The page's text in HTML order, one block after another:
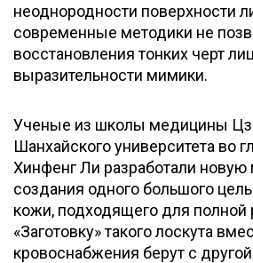
неоднородности поверхности
современные методики не
восстановления тонких черт
выразительности мимики.
Ученые из школы медицины
Шанхайского университета во
Хинфенг Ли разработали новую
создания одного большого
кожи, подходящего для полной
«Заготовку» такого лоскута
кровоснабжения берут с другой